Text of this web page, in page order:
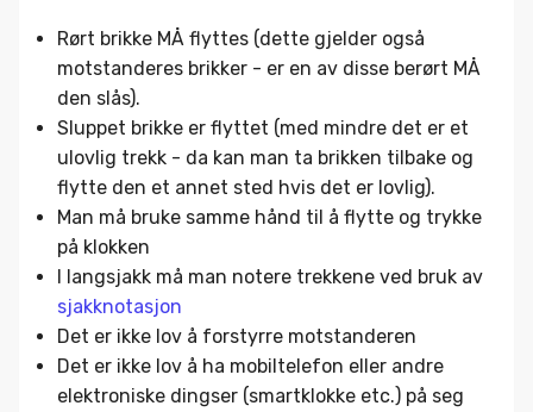
Rørt brikke MÅ flyttes (dette gjelder også
motstanderes brikker - er en av disse berørt MÅ
den slås).
Sluppet brikke er flyttet (med mindre det er et
ulovlig trekk - da kan man ta brikken tilbake og
flytte den et annet sted hvis det er lovlig).
Man må bruke samme hånd til å flytte og trykke
på klokken
I langsjakk må man notere trekkene ved bruk av
sjakknotasjon
Det er ikke lov å forstyrre motstanderen
Det er ikke lov å ha mobiltelefon eller andre
elektroniske dingser (smartklokke etc.) på seg